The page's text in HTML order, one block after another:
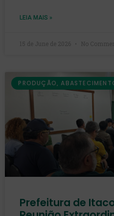
LEIA MAIS »
15 de June de 2026 No
PRODUÇÃO,
Prefeitura de